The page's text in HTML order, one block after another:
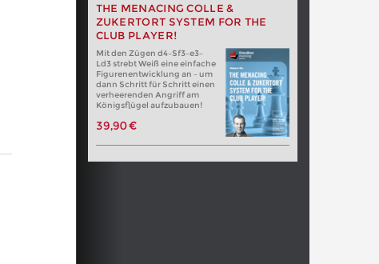
THE MENACING COLLE &
ZUKERTORT SYSTEM FOR THE
CLUB PLAYER!
Mit den Zügen d4–Sf3–e3–
Ld3 strebt Weiß eine einfache
Figurenentwicklung an – um
dann Schritt für Schritt einen
verheerenden Angriff am
Königsflügel aufzubauen!
39,90 €